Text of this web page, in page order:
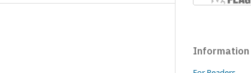
Information